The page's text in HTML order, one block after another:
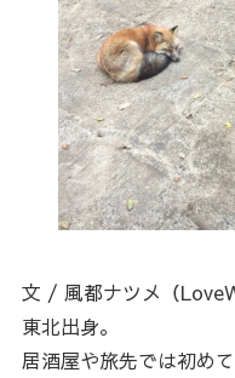
文 / 風都ナツメ（
東北出身。
居酒屋や旅先では初め